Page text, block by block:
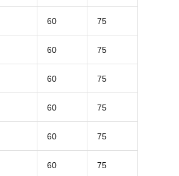
60 75
60 75
60 75
60 75
60 75
60 75